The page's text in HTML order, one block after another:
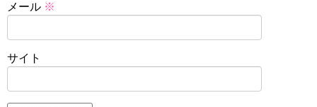
メール ※
サイト